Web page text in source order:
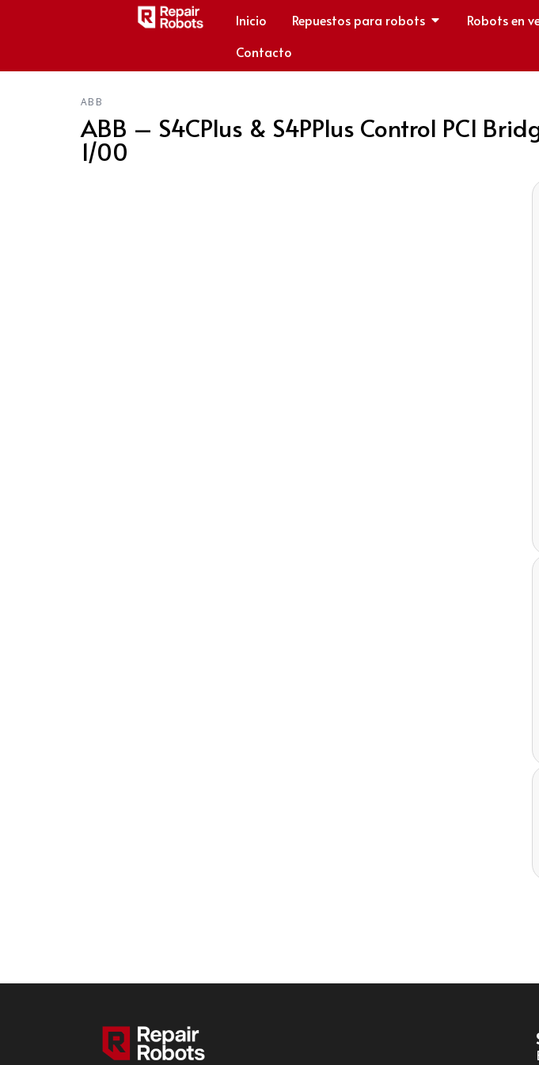
Inicio Repuestos para robots Robots en
Contacto
ABB
ABB – S4CPlus & S4PPlus Control PCI
1/00